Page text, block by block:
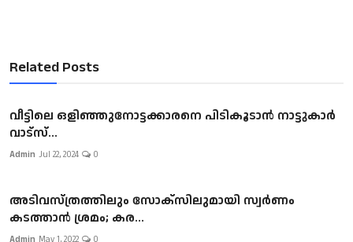
Related Posts
വീട്ടിലെ ഒളിഞ്ഞുനോട്ടക്കാരനെ പിടികൂടാൻ നാട്ടുകാർ
വാട്സ്...
Admin Jul 22, 2024 0
അടിവസ്ത്രത്തിലും സോക്‌സിലുമായി സ്വർണം
കടത്താൻ ശ്രമം; കര...
Admin May 1, 2022 0